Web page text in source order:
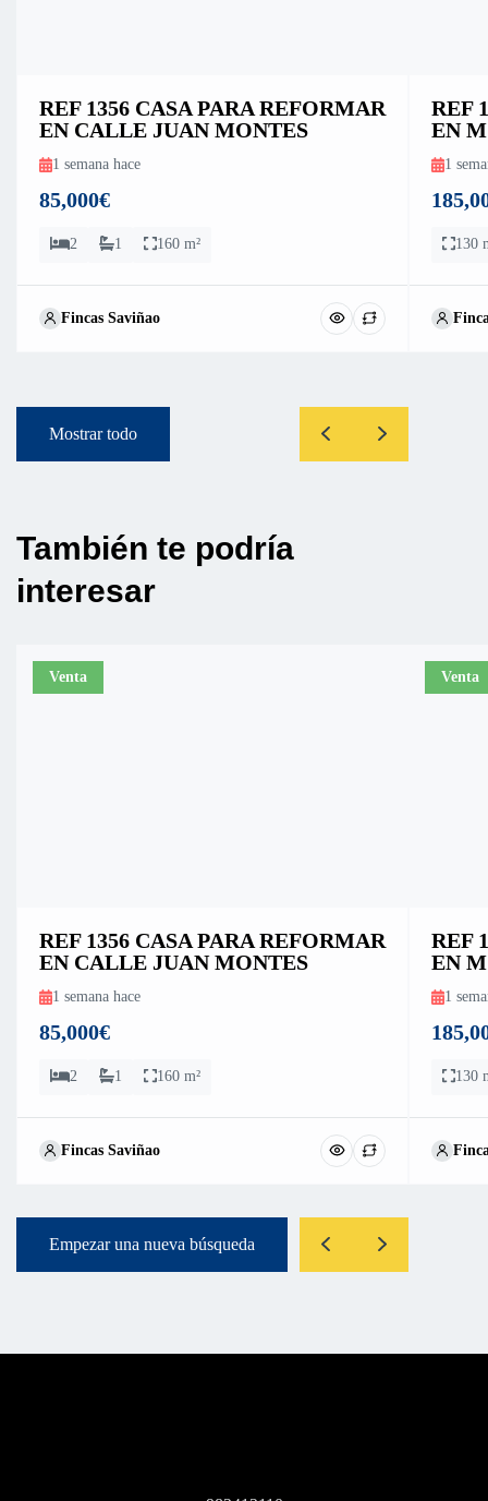
REF 1356 CASA PARA REFORMAR
EN CALLE JUAN MONTES
1 semana hace
85,000€
2 1 160 m²
Fincas Saviñao
REF
EN
1
130
Mostrar todo
También te podría
interesar
Venta
REF 1356 CASA PARA REFORMAR
EN CALLE JUAN MONTES
1 semana hace
85,000€
2 1 160 m²
Fincas Saviñao
Venta
REF
EN
1
130
Empezar una nueva búsqueda